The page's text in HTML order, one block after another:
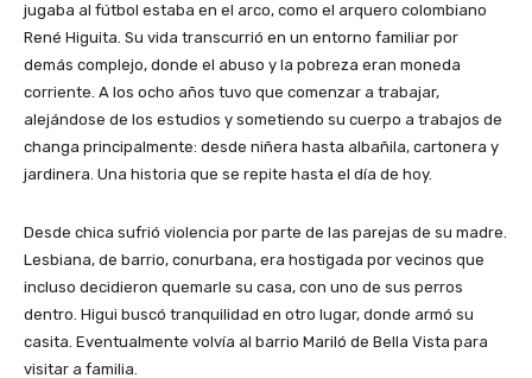
jugaba al fútbol estaba en el arco, como el arquero colombiano
René Higuita. Su vida transcurrió en un entorno familiar por
demás complejo, donde el abuso y la pobreza eran moneda
corriente. A los ocho años tuvo que comenzar a trabajar,
alejándose de los estudios y sometiendo su cuerpo a trabajos de
changa principalmente: desde niñera hasta albañila, cartonera y
jardinera. Una historia que se repite hasta el día de hoy.
Desde chica sufrió violencia por parte de las parejas de su madre.
Lesbiana, de barrio, conurbana, era hostigada por vecinos que
incluso decidieron quemarle su casa, con uno de sus perros
dentro. Higui buscó tranquilidad en otro lugar, donde armó su
casita. Eventualmente volvía al barrio Mariló de Bella Vista para
visitar a familia.